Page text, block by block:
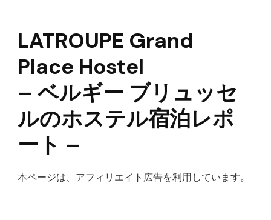
ュ
セ
ル
の
テ
LATROUPE Grand
Place Hostel
– ベルギー ブリュッセ
ルのホステル宿泊レポ
ート –
本ページは、アフィリエイト広告を利用しています。